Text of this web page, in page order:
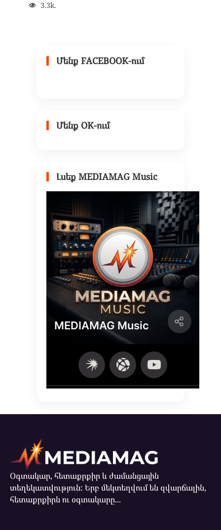
3.3k.
Մենք FACEBOOK-ում
Մենք OK-ում
Լսեք MEDIAMAG Music
Օգտակար, հետաքրքիր և ժամանցային
տեղեկատվություն: Երբ մեկտեղվում են զվարճալին,
հետաքրքիրն ու օգտակարը...